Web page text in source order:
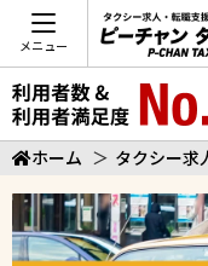
メニュー
ホーム ＞ タクシー求